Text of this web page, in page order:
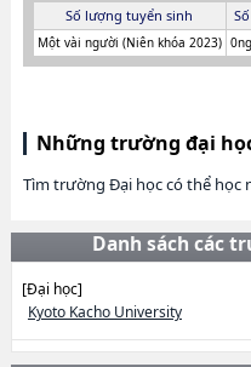
Số lượng tuyển sinh
Một vài người (Niên khóa 2023)
Những trường đại
Tìm trường Đại học có thể học
Danh sách các
[Đại học]
Kyoto Kacho University